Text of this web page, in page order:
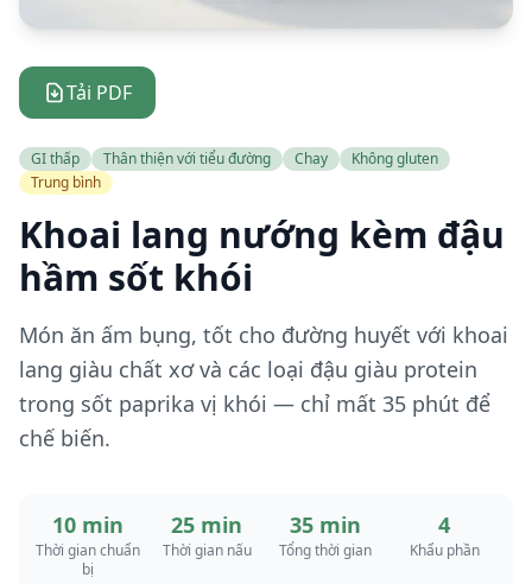
Tải PDF
GI thấp Thân thiện với tiểu đường Chay
Không gluten
Trung bình
Khoai lang nướng kèm đậu
hầm sốt khói
Món ăn ấm bụng, tốt cho đường huyết với khoai
lang giàu chất xơ và các loại đậu giàu protein
trong sốt paprika vị khói — chỉ mất 35 phút để
chế biến.
10 min
Thời gian chuẩn
bị
25 min
Thời gian nấu
35 min
Tổng thời gian
4
Khẩu phần